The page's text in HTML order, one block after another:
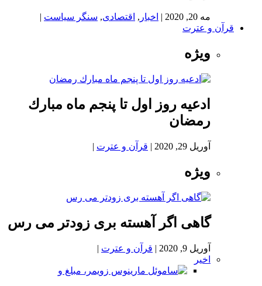
مه 20, 2020 | اخبار , اقتصادی, سنگر سیاست |
قرآن و عترت
ویژه
ادعيه روز اول تا پنجم ماه مبارك
رمضان
آوریل 29, 2020 | قرآن و عترت |
ویژه
گاهی اگر آهسته بری زودتر می رس
آوریل 9, 2020 | قرآن و عترت |
اخیر